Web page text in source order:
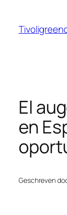
El
en
Geschreven